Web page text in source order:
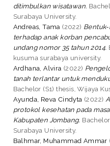
ditimbulkan wisatawan.
Surabaya University.
Andreas, Tama (2022)
terhadap anak korban
undang nomor 35 tahun 2014.
kusuma surabaya university.
Ardhana, Alvira (2022)
tanah terlantar untuk
Bachelor (S1) thesis, Wijaya
Ayunda, Reva Cindyta (2022)
protokol kesehatan pada
Kabupaten Jombang.
Surabaya University.
Balhmar, Muhammad Ammar